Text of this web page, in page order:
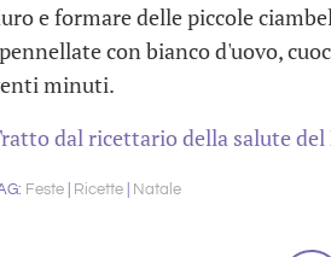
e formare delle piccole
con bianco d'uovo,
minuti.
dal ricettario della salute
Feste Ricette Natale